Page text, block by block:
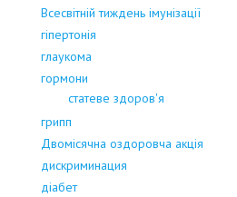
Всесвітній тиждень імунізації
гіпертонія
глаукома
гормони
статеве здоров'я
грипп
Двомісячна оздоровча акція
дискриминация
діабет